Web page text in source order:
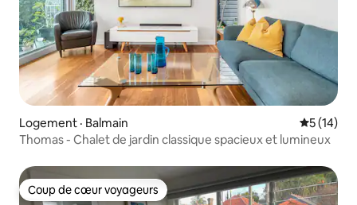
Logement · Balmain Note
5 (14)
Thomas - Chalet de jardin classique spacieux et lumineux
Coup de cœur voyageurs
Coup de cœur voyageurs